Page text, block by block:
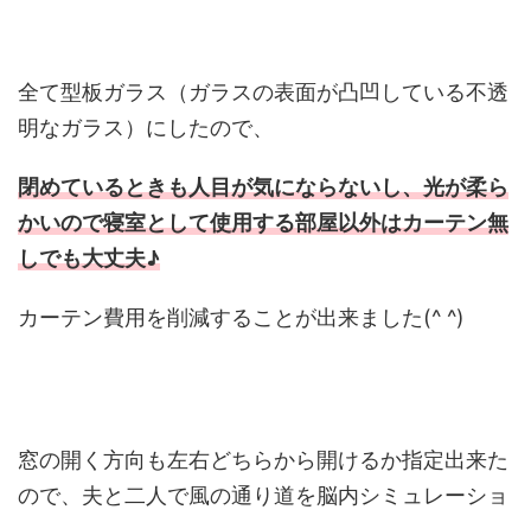
全て型板ガラス（ガラスの表面が凸凹している不透
明なガラス）にしたので、
閉めているときも人目が気にならないし、光が柔ら
かいので寝室として使用する部屋以外はカーテン無
しでも大丈夫♪
カーテン費用を削減することが出来ました(^ ^)
窓の開く方向も左右どちらから開けるか指定出来た
ので、夫と二人で風の通り道を脳内シミュレーショ